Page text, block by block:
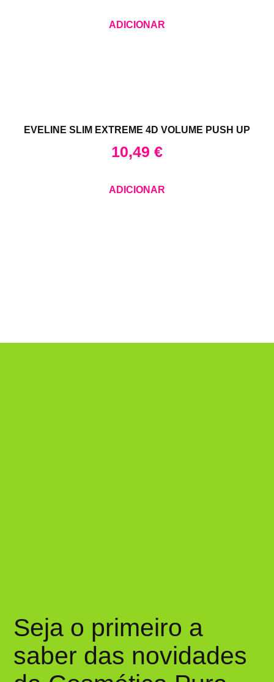
ADICIONAR
EVELINE SLIM EXTREME 4D VOLUME PUSH UP
10,49 €
ADICIONAR
Seja o primeiro a
saber das novidades